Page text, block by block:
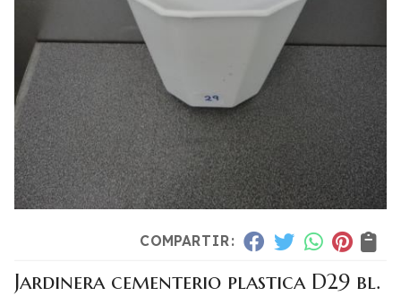
COMPARTIR:
Jardinera cementerio plastica D29 bl.